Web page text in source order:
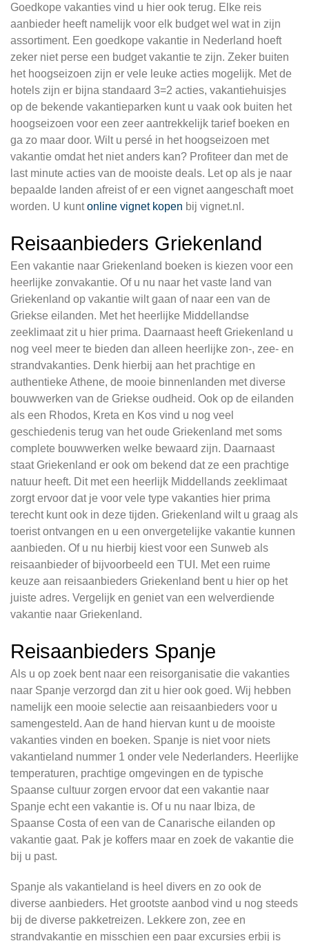
Goedkope vakanties vind u hier ook terug. Elke reis
aanbieder heeft namelijk voor elk budget wel wat in zijn
assortiment. Een goedkope vakantie in Nederland hoeft
zeker niet perse een budget vakantie te zijn. Zeker buiten
het hoogseizoen zijn er vele leuke acties mogelijk. Met de
hotels zijn er bijna standaard 3=2 acties, vakantiehuisjes
op de bekende vakantieparken kunt u vaak ook buiten het
hoogseizoen voor een zeer aantrekkelijk tarief boeken en
ga zo maar door. Wilt u persé in het hoogseizoen met
vakantie omdat het niet anders kan? Profiteer dan met de
last minute acties van de mooiste deals. Let op als je naar
bepaalde landen afreist of er een vignet aangeschaft moet
worden. U kuntonline vignet kopen bij vignet.nl.
Reisaanbieders Griekenland
Een vakantie naar Griekenland boeken is kiezen voor een
heerlijke zonvakantie. Of u nu naar het vaste land van
Griekenland op vakantie wilt gaan of naar een van de
Griekse eilanden. Met het heerlijke Middellandse
zeeklimaat zit u hier prima. Daarnaast heeft Griekenland u
nog veel meer te bieden dan alleen heerlijke zon-, zee- en
strandvakanties. Denk hierbij aan het prachtige en
authentieke Athene, de mooie binnenlanden met diverse
bouwwerken van de Griekse oudheid. Ook op de eilanden
als een Rhodos, Kreta en Kos vind u nog veel
geschiedenis terug van het oude Griekenland met soms
complete bouwwerken welke bewaard zijn. Daarnaast
staat Griekenland er ook om bekend dat ze een prachtige
natuur heeft. Dit met een heerlijk Middellands zeeklimaat
zorgt ervoor dat je voor vele type vakanties hier prima
terecht kunt ook in deze tijden. Griekenland wilt u graag als
toerist ontvangen en u een onvergetelijke vakantie kunnen
aanbieden. Of u nu hierbij kiest voor een Sunweb als
reisaanbieder of bijvoorbeeld een TUI. Met een ruime
keuze aan reisaanbieders Griekenland bent u hier op het
juiste adres. Vergelijk en geniet van een welverdiende
vakantie naar Griekenland.
Reisaanbieders Spanje
Als u op zoek bent naar een reisorganisatie die vakanties
naar Spanje verzorgd dan zit u hier ook goed. Wij hebben
namelijk een mooie selectie aan reisaanbieders voor u
samengesteld. Aan de hand hiervan kunt u de mooiste
vakanties vinden en boeken. Spanje is niet voor niets
vakantieland nummer 1 onder vele Nederlanders. Heerlijke
temperaturen, prachtige omgevingen en de typische
Spaanse cultuur zorgen ervoor dat een vakantie naar
Spanje echt een vakantie is. Of u nu naar Ibiza, de
Spaanse Costa of een van de Canarische eilanden op
vakantie gaat. Pak je koffers maar en zoek de vakantie die
bij u past.
Spanje als vakantieland is heel divers en zo ook de
diverse aanbieders. Het grootste aanbod vind u nog steeds
bij de diverse pakketreizen. Lekkere zon, zee en
strandvakantie en misschien een paar excursies erbij is